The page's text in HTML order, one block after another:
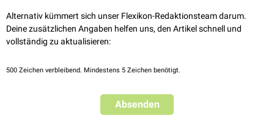
Le-Fort-II- bzw.Waßmund-I-Fraktur(interorbitaleFraktur)
Waßmund-II-Fraktur (Nasenbeinfraktur)
zentrolaterale Frakturen: Trennung von
Le-Fort-III- bzw. Waßmund-IV-Fraktur (interorbitale Fraktur)
Jochbeinfrakturen
Weitere Mittelgesichtsfrakturen sind z.B.:
Alternativ kümmert sich unser Flexikon-Redaktionsteam darum.
Deine zusätzlichen Angaben helfen uns, den Artikel schnell und
vollständig zu aktualisieren:
500 Zeichen verbleibend. Mindestens 5 Zeichen benötigt.
Absenden